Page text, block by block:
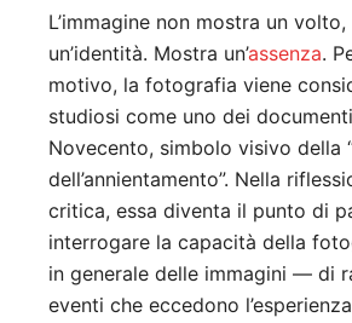
L’immagine non mostra un
un’identità. Mostra un’assenza.
motivo, la fotografia viene
studiosi come uno dei
Novecento, simbolo visivo della
dell’annientamento”. Nella
critica, essa diventa il punto di
interrogare la capacità della
in generale delle immagini — di
eventi che eccedono